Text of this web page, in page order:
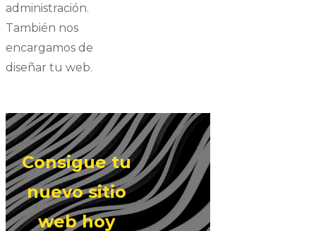
administración.
También nos
encargamos de
diseñar tu web.
Consigue tu
nuevo sitio
web hoy